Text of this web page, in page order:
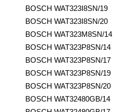
BOSCH WAT323I8SN/19
BOSCH WAT323I8SN/20
BOSCH WAT323M8SN/14
BOSCH WAT323P8SN/14
BOSCH WAT323P8SN/17
BOSCH WAT323P8SN/19
BOSCH WAT323P8SN/20
BOSCH WAT32480GB/14